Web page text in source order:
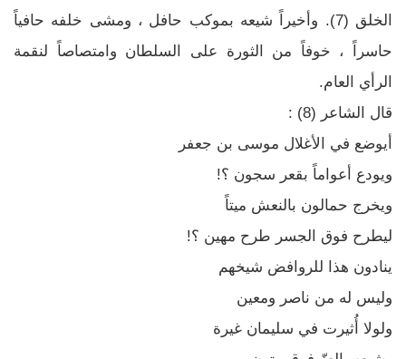
الخلق (7). وأخيراً شيعه بموكب حافل ، ومشى خلفه حافياً
حاسراً ، خوفاً من الثورة على السلطان وامتصاصاً لنقمة
الرأي العام.
قال الشاعر (8) :
أيوضع في الأغلال موسى بن جعفر
ويودع أعواماً بقعر سجون ؟!
ويخرج حمالون بالنعش ميتاً
ليطرح فوق الجسر طرح مهين ؟!
ينادون هذا للروافض شيخهم
وليس له من ناصر ومعين
ولولا أُثيرت في سليمان غيرة